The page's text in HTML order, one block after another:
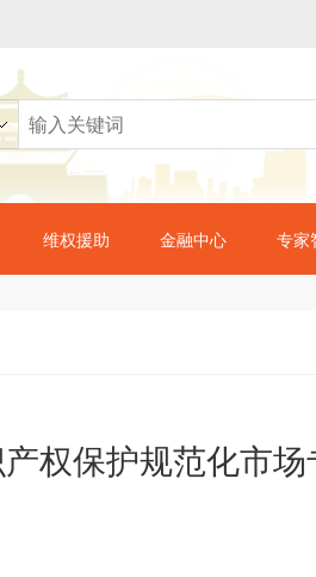
维权援助 金融中心 专家
权保护规范化市场